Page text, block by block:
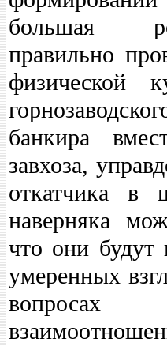
большая
правильно
физической
банкира
завхоза,
откатчика в
наверняка
что они будут
умеренных